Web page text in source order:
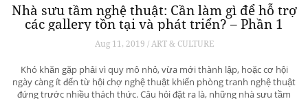
Nhà sưu tầm nghệ thuật: Cần làm gì để hỗ trợ
các gallery tồn tại và phát triển? – Phần 1
Aug 11, 2019 / ART & CULTURE
Khó khăn gặp phải vì quy mô nhỏ, vừa mới thành lập, hoặc cơ hội
ngày càng ít đến từ hội chợ nghệ thuật khiến phòng tranh nghệ thuật
đứng trước nhiều thách thức. Câu hỏi đặt ra là, những nhà sưu tầm